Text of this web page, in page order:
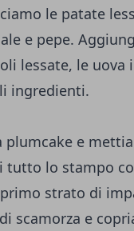
le patate
e pepe.
lessate, le uova
ingredienti.
plumcake e
tutto lo stampo
strato di
scamorza e